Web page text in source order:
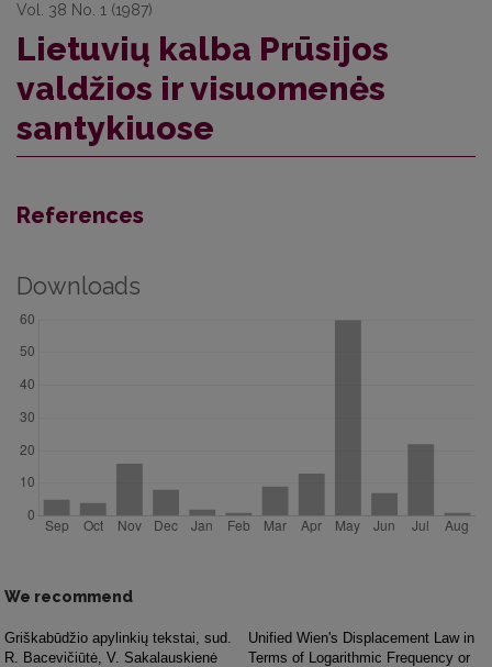
Vol. 38 No. 1 (1987)
Lietuvių kalba Prūsijos
valdžios ir visuomenės
santykiuose
References
Downloads
We recommend
Griškabūdžio apylinkių tekstai, sud.
R. Bacevičiūtė, V. Sakalauskienė
Unified Wien's Displacement Law in
Terms of Logarithmic Frequency or